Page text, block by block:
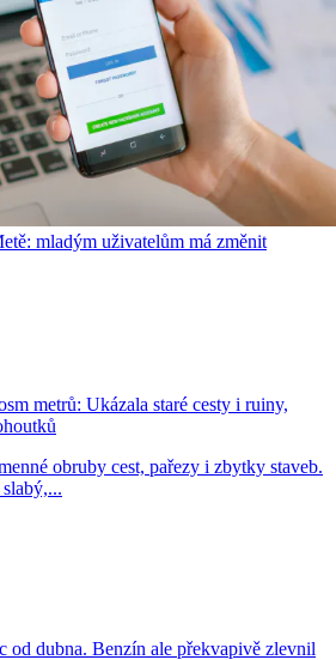
mladým uživatelům má změnit
metrů: Ukázala staré cesty i ruiny,
obruby cest, pařezy i zbytky staveb.
od dubna. Benzín ale překvapivě zlevnil